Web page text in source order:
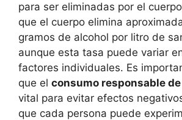
para ser eliminadas por el
que el cuerpo elimina
gramos de alcohol por litro de
aunque esta tasa puede variar
factores individuales. Es
que el consumo responsable
vital para evitar efectos
que cada persona puede